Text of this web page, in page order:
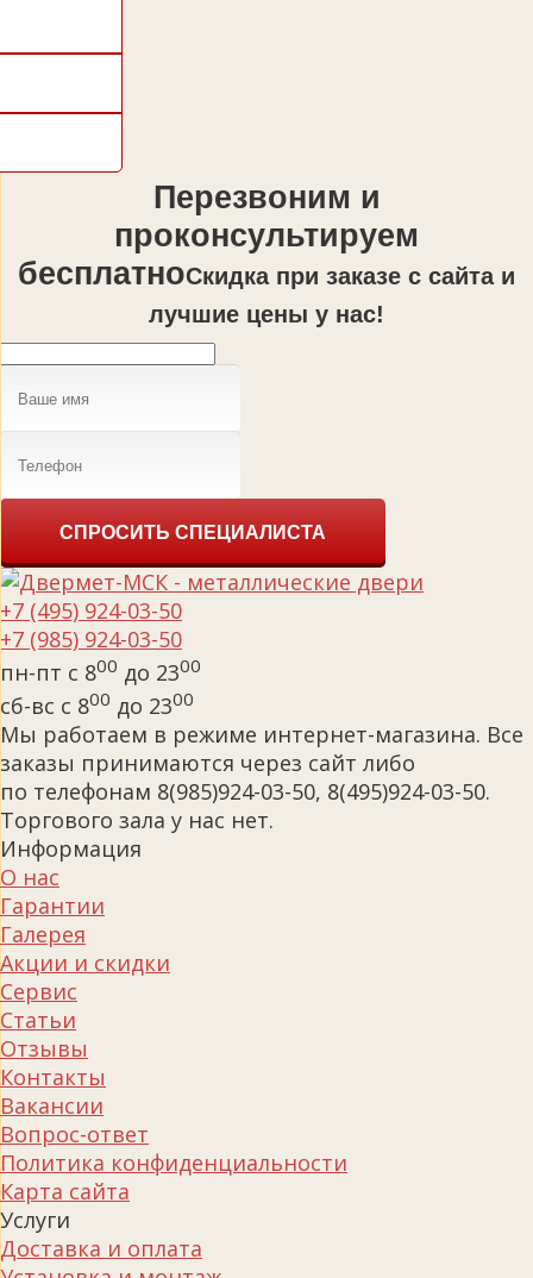
Перезвоним и
проконсультируем
бесплатноCкидка при заказе с сайта и
лучшие цены у нас!
СПРОСИТЬ СПЕЦИАЛИСТА
+7 (495) 924-03-50
+7 (985) 924-03-50
пн-пт с 800 до 2300
сб-вс с 800 до 2300
Мы работаем в режиме интернет-магазина. Все
заказы принимаются через сайт либо
по телефонам 8(985)924-03-50, 8(495)924-03-50.
Торгового зала у нас нет.
Информация
О нас
Гарантии
Галерея
Акции и скидки
Сервис
Статьи
Отзывы
Контакты
Вакансии
Вопрос-ответ
Политика конфиденциальности
Карта сайта
Услуги
Доставка и оплата